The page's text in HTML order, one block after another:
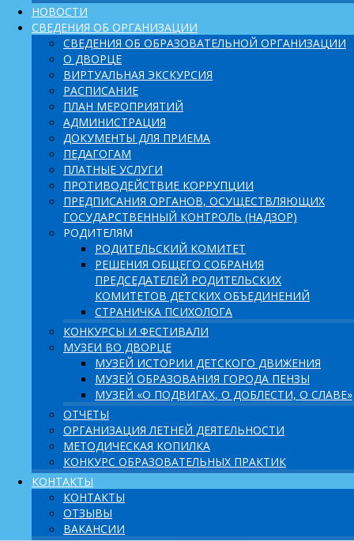
НОВОСТИ
СВЕДЕНИЯ ОБ ОРГАНИЗАЦИИ
СВЕДЕНИЯ ОБ ОБРАЗОВАТЕЛЬНОЙ ОРГАНИЗАЦИИ
О ДВОРЦЕ
ВИРТУАЛЬНАЯ ЭКСКУРСИЯ
РАСПИСАНИЕ
ПЛАН МЕРОПРИЯТИЙ
АДМИНИСТРАЦИЯ
ДОКУМЕНТЫ ДЛЯ ПРИЕМА
ПЕДАГОГАМ
ПЛАТНЫЕ УСЛУГИ
ПРОТИВОДЕЙСТВИЕ КОРРУПЦИИ
ПРЕДПИСАНИЯ ОРГАНОВ, ОСУЩЕСТВЛЯЮЩИХ
ГОСУДАРСТВЕННЫЙ КОНТРОЛЬ (НАДЗОР)
РОДИТЕЛЯМ
РОДИТЕЛЬСКИЙ КОМИТЕТ
РЕШЕНИЯ ОБЩЕГО СОБРАНИЯ
ПРЕДСЕДАТЕЛЕЙ РОДИТЕЛЬСКИХ
КОМИТЕТОВ ДЕТСКИХ ОБЪЕДИНЕНИЙ
СТРАНИЧКА ПСИХОЛОГА
КОНКУРСЫ И ФЕСТИВАЛИ
МУЗЕИ ВО ДВОРЦЕ
МУЗЕЙ ИСТОРИИ ДЕТСКОГО ДВИЖЕНИЯ
МУЗЕЙ ОБРАЗОВАНИЯ ГОРОДА ПЕНЗЫ
МУЗЕЙ «О ПОДВИГАХ, О ДОБЛЕСТИ, О СЛАВЕ»
ОТЧЕТЫ
ОРГАНИЗАЦИЯ ЛЕТНЕЙ ДЕЯТЕЛЬНОСТИ
МЕТОДИЧЕСКАЯ КОПИЛКА
КОНКУРС ОБРАЗОВАТЕЛЬНЫХ ПРАКТИК
КОНТАКТЫ
КОНТАКТЫ
ОТЗЫВЫ
ВАКАНСИИ